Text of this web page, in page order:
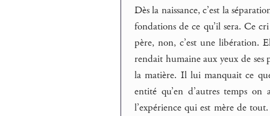
Dès la naissance, c’est la
fondations de ce qu’il sera. Ce
père, non, c’est une libération.
rendait humaine aux yeux de
la matière. Il lui manquait ce
entité qu’en d’autres temps
l’expérience qui est mère de